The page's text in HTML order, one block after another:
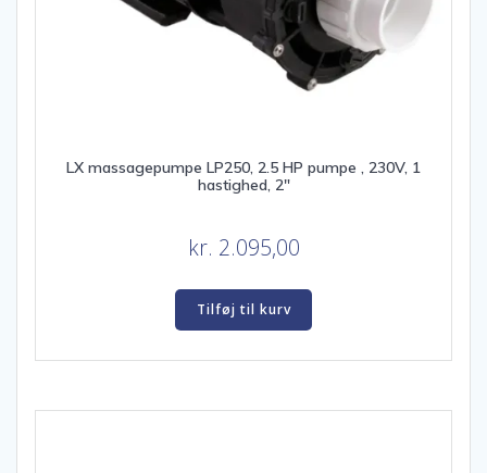
LX massagepumpe LP250, 2.5 HP pumpe , 230V, 1
hastighed, 2″
kr. 2.095,00
Tilføj til kurv